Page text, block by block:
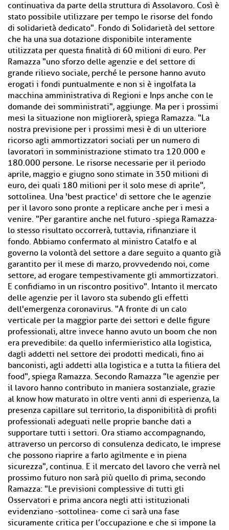
continuativa da parte della struttura di Assolavoro. Così è
stato possibile utilizzare per tempo le risorse del fondo
di solidarietà dedicato". Fondo di Solidarietà del settore
che ha una sua dotazione disponibile interamente
utilizzata per questa finalità di 60 milioni di euro. Per
Ramazza "uno sforzo delle agenzie e del settore di
grande rilievo sociale, perché le persone hanno avuto
erogati i fondi puntualmente e non si è ingolfata la
macchina amministrativa di Regioni e Inps anche con le
domande dei somministrati", aggiunge. Ma per i prossimi
mesi la situazione non migliorerà, spiega Ramazza. "La
nostra previsione per i prossimi mesi è di un ulteriore
ricorso agli ammortizzatori sociali per un numero di
lavoratori in somministrazione stimato tra 120.000 e
180.000 persone. Le risorse necessarie per il periodo
aprile, maggio e giugno sono stimate in 350 milioni di
euro, dei quali 180 milioni per il solo mese di aprile",
sottolinea. Una 'best practice' di settore che le agenzie
per il lavoro sono pronte a replicare anche per i mesi a
venire. "Per garantire anche nel futuro -spiega Ramazza-
lo stesso risultato occorrerà, tuttavia, rifinanziare il
fondo. Abbiamo confermato al ministro Catalfo e al
governo la volontà del settore a dare seguito a quanto già
garantito per il mese di marzo, provvedendo noi, come
settore, ad erogare tempestivamente gli ammortizzatori.
E confidiamo in un riscontro positivo". Intanto il mercato
delle agenzie per il lavoro sta subendo gli effetti
dell'emergenza coronavirus. "A fronte di un calo
verticale per la maggior parte dei settori e delle figure
professionali, altre invece hanno avuto un boom che non
era prevedibile: da quello infermieristico alla logistica,
dagli addetti nel settore dei prodotti medicali, fino ai
banconisti, agli addetti alla logistica e a tutta la filiera del
food", spiega Ramazza. Secondo Ramazza "le agenzie per
il lavoro hanno contributo in maniera sostanziale, grazie
al know how maturato in oltre venti anni di esperienza, la
presenza capillare sul territorio, la disponibilità di profili
professionali adeguati nelle proprie banche dati a
supportare tutti i settori. Ora stiamo accompagnando,
attraverso un percorso di consulenza dedicato, le imprese
che possono riaprire a farlo agilmente e in piena
sicurezza", continua. E il mercato del lavoro che verrà nel
prossimo futuro non sarà più quello di prima, secondo
Ramazza: "Le previsioni complessive di tutti gli
Osservatori e prima ancora negli atti istituzionali
evidenziano -sottolinea- come ci sarà una fase
sicuramente critica per l’occupazione e che si impone la